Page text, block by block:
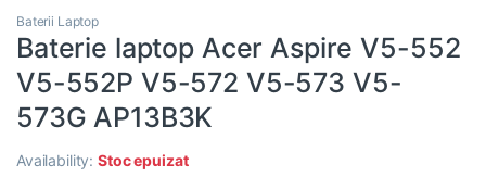
Baterii Laptop
Baterie laptop Acer Aspire V5-552
V5-552P V5-572 V5-573 V5-
573G AP13B3K
Availability:Stoc epuizat